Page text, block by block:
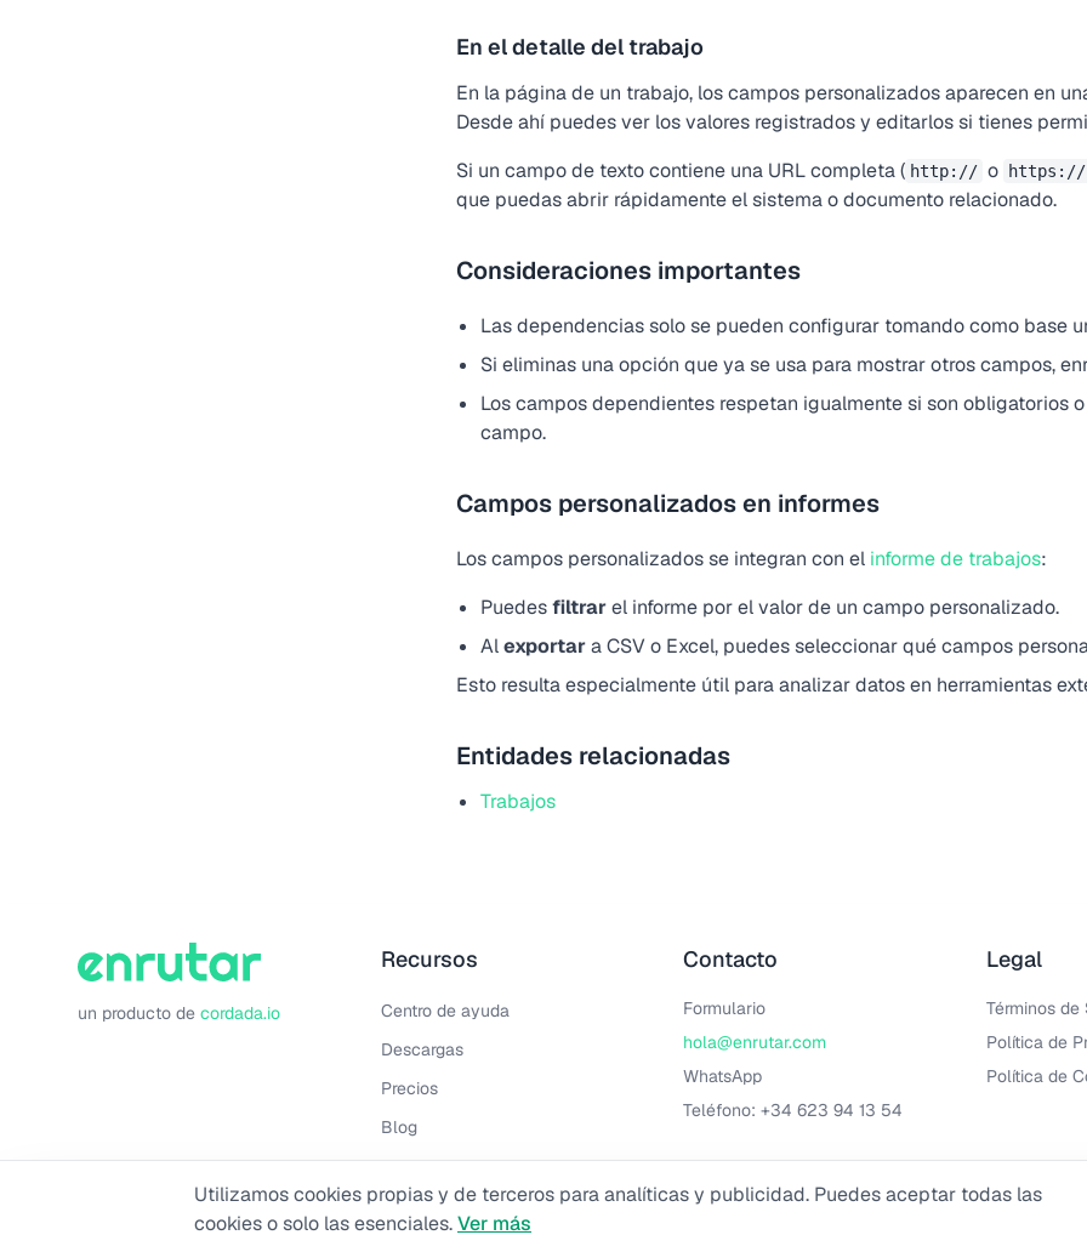
En el detalle del trabajo
En la página de un trabajo, los campos personalizados aparecen en
Desde ahí puedes ver los valores registrados y editarlos si tienes
Si un campo de texto contiene una URL completa ( http:// o https://
que puedas abrir rápidamente el sistema o documento relacionado.
Consideraciones importantes
Las dependencias solo se pueden configurar tomando como base
Si eliminas una opción que ya se usa para mostrar otros campos,
Los campos dependientes respetan igualmente si son obligatorios
campo.
Campos personalizados en informes
Los campos personalizados se integran con el informe de trabajos:
Puedesfiltrarel informe por el valor de un campo personalizado.
Alexportara CSV o Excel, puedes seleccionar qué campos
Esto resulta especialmente útil para analizar datos en herramientas
Entidades relacionadas
Trabajos
un producto de cordada.io
Recursos
Centro de ayuda
Descargas
Precios
Blog
Novedades
Programa de referidos
Contacto
Formulario
hola@enrutar.com
WhatsApp
Teléfono: +34 623 94 13 54
Legal
Términos de
Política de
Política de
Utilizamos cookies propias y de terceros para analíticas y publicidad. Puedes aceptar todas las
cookies o solo las esenciales.Ver más